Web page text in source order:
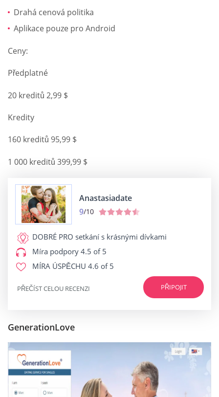
Drahá cenová politika
Aplikace pouze pro Android
Ceny:
Předplatné
20 kreditů 2,99 $
Kredity
160 kreditů 95,99 $
1 000 kreditů 399,99 $
Anastasiadate
9/10
DOBRÉ PRO setkání s krásnými dívkami
Míra podpory 4.5 of 5
MÍRA ÚSPĚCHU 4.6 of 5
PŘIPOJIT
PŘEČÍST CELOU RECENZI
GenerationLove